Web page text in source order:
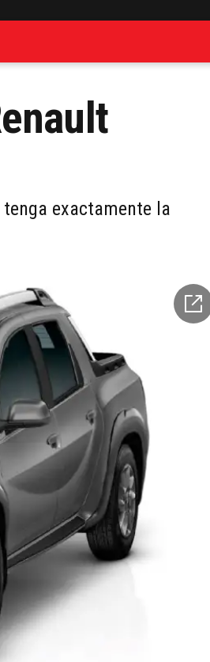
exactamente la